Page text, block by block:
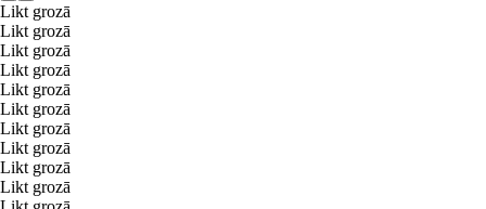
Likt grozā
Likt grozā
Likt grozā
Likt grozā
Likt grozā
Likt grozā
Likt grozā
Likt grozā
Likt grozā
Likt grozā